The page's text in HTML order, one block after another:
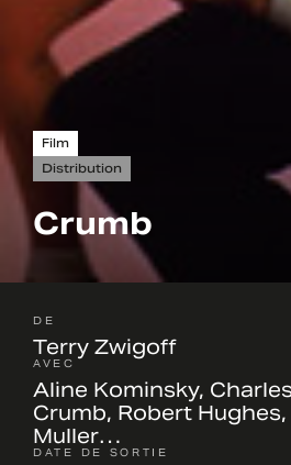
Film
Distribution
Crumb
DE
Terry Zwigoff
AVEC
Aline Kominsky,
Crumb, Robert
Muller…
DATE DE SORTIE